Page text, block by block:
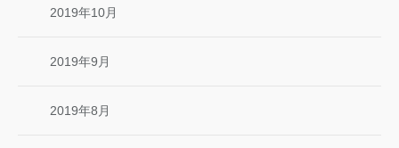
2019年10月
2019年9月
2019年8月